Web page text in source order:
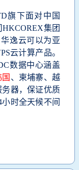
旗下面对中国
集团
逸云可以为亚
云计算产品。
数据中心涵盖
、柬埔寨、越
器，保证优质
时全天候不间